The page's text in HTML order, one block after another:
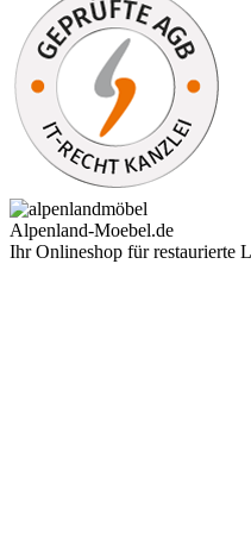
Alpenland-Moebel.de
Ihr Onlineshop für restaurierte